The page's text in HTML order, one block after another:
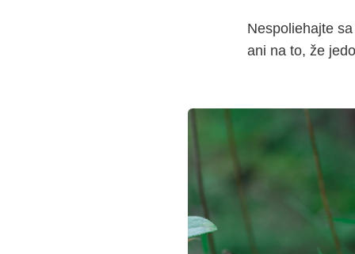
Nespoliehajte
ani na to, že